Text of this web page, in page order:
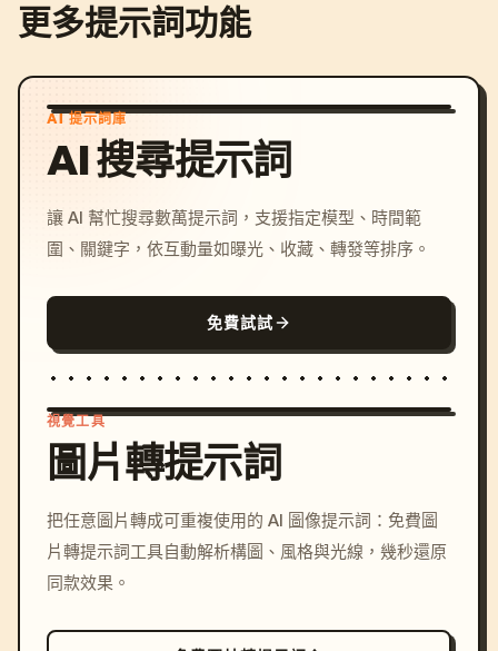
更多提示詞功能
AI 提示詞庫
AI 搜尋提示詞
讓 AI 幫忙搜尋數萬提示詞，支援指定模型、時間範
圍、關鍵字，依互動量如曝光、收藏、轉發等排序。
免費試試
c, cyberpunk sunset, neon
colors, 8k --v 6.0
視覺工具
圖片轉提示詞
把任意圖片轉成可重複使用的 AI 圖像提示詞：免費圖
片轉提示詞工具自動解析構圖、風格與光線，幾秒還原
同款效果。